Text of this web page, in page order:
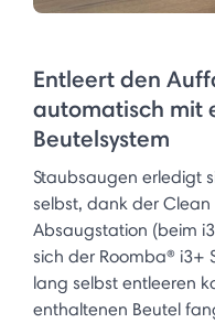
Entleert den
automatisch mit
Beutelsystem
Staubsaugen erledigt
selbst, dank der
Absaugstation (beim
sich der Roomba® i3+
lang selbst entleeren
enthaltenen Beutel